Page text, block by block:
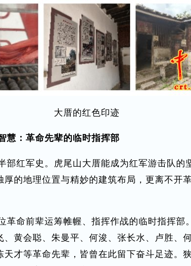
大厝的红色印迹
慧：革命先辈的临时指挥部
红军史。虎尾山大厝能成为红军游击队的
厚的地理位置与精妙的建筑布局，更离不开
命前辈运筹帷幄、指挥作战的临时指挥部
、黄会聪、朱曼平、何浚、张长水、卢胜、
天才等革命先辈，皆曾在此留下奋斗足迹。